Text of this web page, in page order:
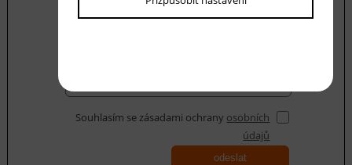
Souhlasím se zásadami ochrany osobních
údajů
odeslat